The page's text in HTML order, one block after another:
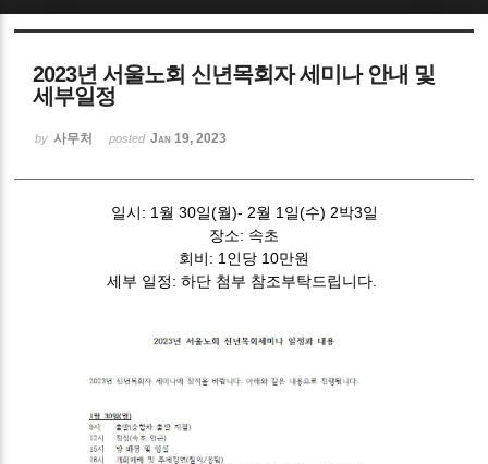
2023년 서울노회 신년목회자 세미나 안내 및
세부일정
by 사무처 posted Jan 19, 2023
일시: 1월 30일(월)- 2월 1일(수) 2박3일
장소: 속초
회비: 1인당 10만원
세부 일정: 하단 첨부 참조부탁드립니다.
Sketchbook5, 스케치북5
Sketchbook5, 스케치북5